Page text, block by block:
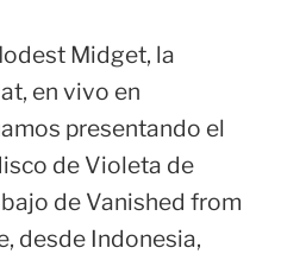
Midget, la
en vivo en
presentando el
de Violeta de
de Vanished from
desde Indonesia,